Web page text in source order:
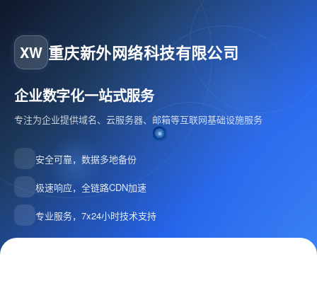
XW 重庆新外网络科技有限公司
企业数字化一站式服务
专注为企业提供域名、云服务器、邮箱等互联网基础设施服务
安全可靠，数据多地备份
极速响应，全链路CDN加速
专业服务，7x24小时技术支持